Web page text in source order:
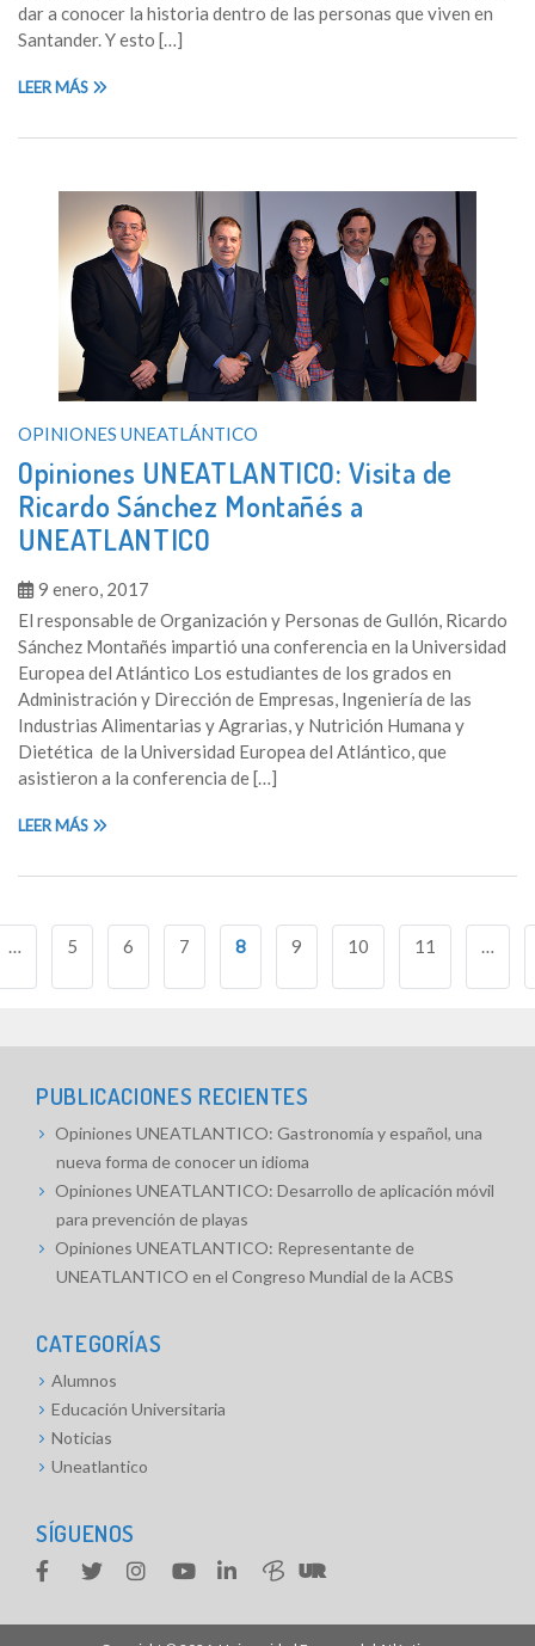
dar a conocer la historia dentro de las personas que viven en
Santander. Y esto […]
LEER MÁS
OPINIONES UNEATLÁNTICO
Opiniones UNEATLANTICO: Visita de
Ricardo Sánchez Montañés a
UNEATLANTICO
9 enero, 2017
El responsable de Organización y Personas de Gullón, Ricardo
Sánchez Montañés impartió una conferencia en la Universidad
Europea del Atlántico Los estudiantes de los grados en
Administración y Dirección de Empresas, Ingeniería de las
Industrias Alimentarias y Agrarias, y Nutrición Humana y
Dietética de la Universidad Europea del Atlántico, que
asistieron a la conferencia de […]
LEER MÁS
Navegación
… 5 6 7 8 9 10 11 …
PUBLICACIONES RECIENTES
Opiniones UNEATLANTICO: Gastronomía y español, una
nueva forma de conocer un idioma
Opiniones UNEATLANTICO: Desarrollo de aplicación móvil
para prevención de playas
Opiniones UNEATLANTICO: Representante de
UNEATLANTICO en el Congreso Mundial de la ACBS
CATEGORÍAS
Alumnos
Educación Universitaria
Noticias
Uneatlantico
SÍGUENOS